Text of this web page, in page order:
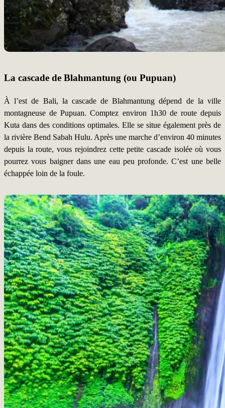
La cascade de Blahmantung (ou Pupuan)
À l’est de Bali, la cascade de Blahmantung dépend de la ville
montagneuse de Pupuan. Comptez environ 1h30 de route depuis
Kuta dans des conditions optimales. Elle se situe également près de
la rivière Bend Sabah Hulu. Après une marche d’environ 40 minutes
depuis la route, vous rejoindrez cette petite cascade isolée où vous
pourrez vous baigner dans une eau peu profonde. C’est une belle
échappée loin de la foule.